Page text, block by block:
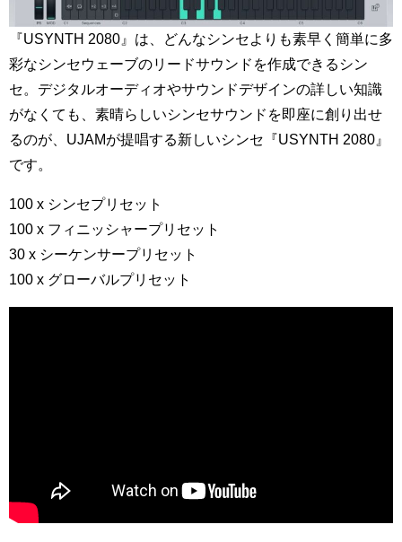
『USYNTH 2080』は、どんなシンセよりも素早く簡単に多
彩なシンセウェーブのリードサウンドを作成できるシン
セ。デジタルオーディオやサウンドデザインの詳しい知識
がなくても、素晴らしいシンセサウンドを即座に創り出せ
るのが、UJAMが提唱する新しいシンセ『USYNTH 2080』
です。
100 x シンセプリセット
100 x フィニッシャープリセット
30 x シーケンサープリセット
100 x グローバルプリセット